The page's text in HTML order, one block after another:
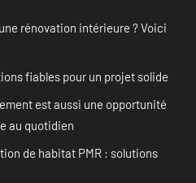
rénovation intérieure ? Voici
fiables pour un projet solide
est aussi une opportunité
au quotidien
de habitat PMR : solutions